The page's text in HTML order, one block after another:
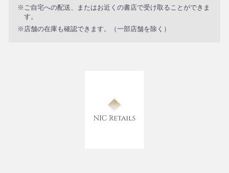
※ご自宅への配送、またはお近くの書店で受け取ることができま
す。
※店舗の在庫も確認できます。（一部店舗を除く）